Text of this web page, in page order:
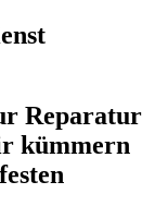
Reparatur
kümmern